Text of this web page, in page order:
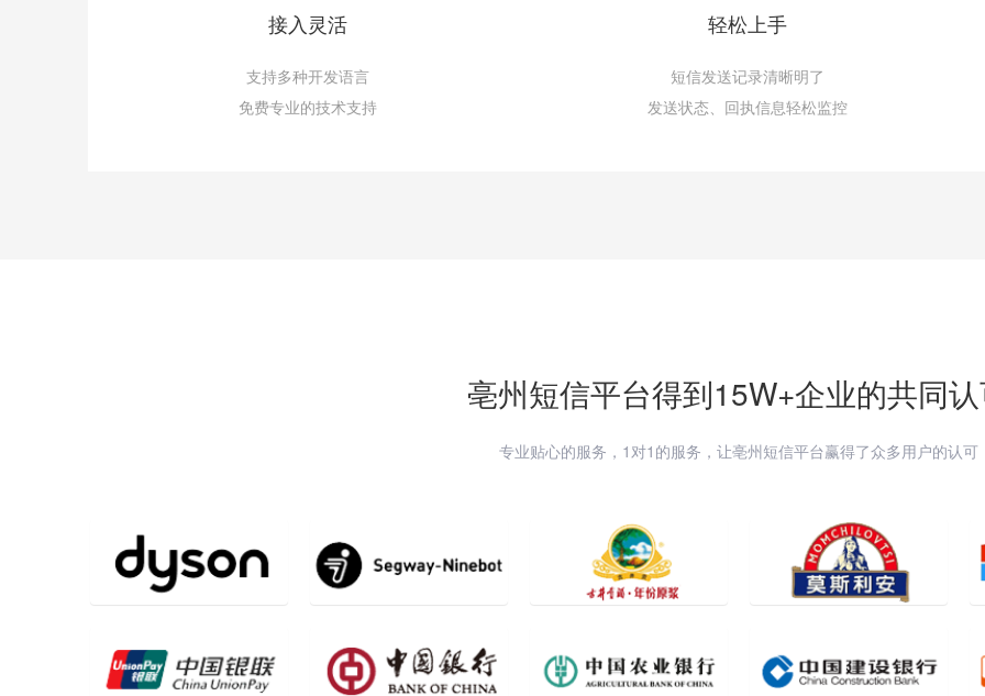
接入灵活
支持多种开发语言
免费专业的技术支持
轻松上手
短信发送记录清晰明了
发送状态、回执信息轻松监控
亳州短信平台得到15W+企业的共同
专业贴心的服务，1对1的服务，让亳州短信平台赢得了众多用户的认可